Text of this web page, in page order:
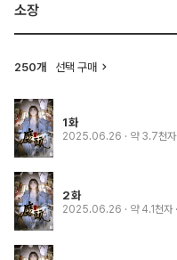
소장
250개 선택 구매
1화
2025.06.26 · 약 3.7천자
2화
2025.06.26 · 약 4.1천자